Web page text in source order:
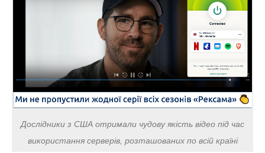
Дослідники з США отримали чудову якість відео під час
використання серверів, розташованих по всій країні